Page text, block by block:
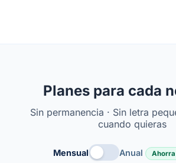
Planes para cada
Sin permanencia · Sin letra
cuando quieras
Mensual Anual